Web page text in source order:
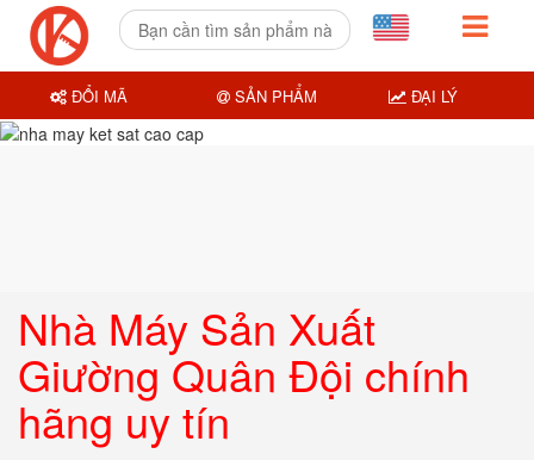
Nhà Máy Sản Xuất
Giường Quân Đội chính
hãng uy tín
ĐỔI MÃ SẢN PHẨM ĐẠI LÝ